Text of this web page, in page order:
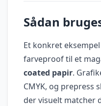
Sådan
Et konkret
farveproof til et
coated papir.
CMYK, og prepress
der visuelt matcher